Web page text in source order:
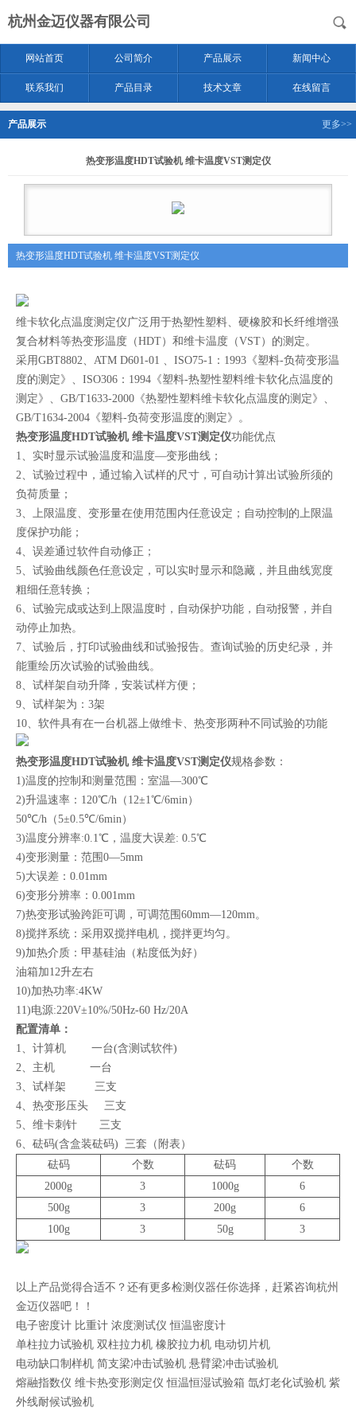
杭州金迈仪器有限公司
网站首页 公司简介 产品展示 新闻中心
联系我们 产品目录 技术文章 在线留言
产品展示 更多>>
热变形温度HDT试验机 维卡温度VST测定仪
热变形温度HDT试验机 维卡温度VST测定仪
维卡软化点温度测定仪广泛用于热塑性塑料、硬橡胶和长纤维增强
复合材料等热变形温度（HDT）和维卡温度（VST）的测定。
采用GBT8802、ATM D601-01 、ISO75-1：1993《塑料-负荷变形温
度的测定》、ISO306：1994《塑料-热塑性塑料维卡软化点温度的
测定》、GB/T1633-2000《热塑性塑料维卡软化点温度的测定》、
GB/T1634-2004《塑料-负荷变形温度的测定》。
热变形温度HDT试验机 维卡温度VST测定仪功能优点
1、实时显示试验温度和温度—变形曲线；
2、试验过程中，通过输入试样的尺寸，可自动计算出试验所须的
负荷质量；
3、上限温度、变形量在使用范围内任意设定；自动控制的上限温
度保护功能；
4、误差通过软件自动修正；
5、试验曲线颜色任意设定，可以实时显示和隐藏，并且曲线宽度
粗细任意转换；
6、试验完成或达到上限温度时，自动保护功能，自动报警，并自
动停止加热。
7、试验后，打印试验曲线和试验报告。查询试验的历史纪录，并
能重绘历次试验的试验曲线。
8、试样架自动升降，安装试样方便；
9、试样架为：3架
10、软件具有在一台机器上做维卡、热变形两种不同试验的功能
热变形温度HDT试验机 维卡温度VST测定仪规格参数：
1)温度的控制和测量范围：室温—300℃
2)升温速率：120℃/h（12±1℃/6min）
50℃/h（5±0.5℃/6min）
3)温度分辨率:0.1℃，温度大误差: 0.5℃
4)变形测量：范围0—5mm
5)大误差：0.01mm
6)变形分辨率：0.001mm
7)热变形试验跨距可调，可调范围60mm—120mm。
8)搅拌系统：采用双搅拌电机，搅拌更均匀。
9)加热介质：甲基硅油（粘度低为好）
油箱加12升左右
10)加热功率:4KW
11)电源:220V±10%/50Hz-60 Hz/20A
配置清单：
1、计算机
一台(含测试软件)
2、主机 一台
3、试样架 三支
4、热变形压头 三支
5、维卡刺针 三支
6、砝码(含盒装砝码) 三套（附表）
砝码
个数 砝码
个数
2000g
3 1000g
6
500g
3 200g
6
100g
3 50g 3
以上产品觉得合适不？还有更多检测仪器任你选择，赶紧咨询杭州
金迈仪器吧！！
电子密度计 比重计 浓度测试仪 恒温密度计
单柱拉力试验机 双柱拉力机 橡胶拉力机 电动切片机
电动缺口制样机 简支梁冲击试验机 悬臂梁冲击试验机
熔融指数仪 维卡热变形测定仪 恒温恒湿试验箱 氙灯老化试验机 紫
外线耐候试验机